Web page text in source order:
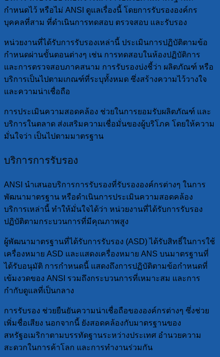
กำหนดไว้ หรือไม่ ANSI ดูแลเรื่องนี้ โดยการรับรององค์กร
บุคคลที่สาม ที่ดำเนินการทดสอบ ตรวจสอบ และรับรอง
หน่วยงานที่ได้รับการรับรองเหล่านี้ ประเมินการปฏิบัติตามข้อ
กำหนดผ่านขั้นตอนต่างๆ เช่น การทดสอบในห้องปฏิบัติการ
และการตรวจสอบภาคสนาม การรับรองบ่งชี้ว่า ผลิตภัณฑ์ หรือ
บริการเป็นไปตามเกณฑ์ที่ระบุทั้งหมด ซึ่งสร้างความไว้วางใจ
และความน่าเชื่อถือ
การประเมินความสอดคล้อง ช่วยในการยอมรับผลิตภัณฑ์ และ
บริการในตลาด ส่งเสริมความเชื่อมั่นของผู้บริโภค โดยให้ความ
มั่นใจว่า เป็นไปตามมาตรฐาน
บริการการรับรอง
ANSI นำเสนอบริการการรับรองที่รับรององค์กรต่างๆ ในการ
พัฒนามาตรฐาน หรือดำเนินการประเมินความสอดคล้อง
บริการเหล่านี้ ทำให้มั่นใจได้ว่า หน่วยงานที่ได้รับการรับรอง
ปฏิบัติตามกระบวนการที่มีคุณภาพสูง
ผู้พัฒนามาตรฐานที่ได้รับการรับรอง (ASD) ได้รับสิทธิ์ในการใช้
เครื่องหมาย ASD และแสดงเครื่องหมาย ANS บนมาตรฐานที่
ได้รับอนุมัติ การกำหนดนี้ แสดงถึงการปฏิบัติตามข้อกำหนดที่
เข้มงวดของ ANSI รวมถึงกระบวนการที่เหมาะสม และการ
กำกับดูแลที่เป็นกลาง
การรับรอง ช่วยยืนยันความน่าเชื่อถือขององค์กรต่างๆ ซึ่งช่วย
เพิ่มชื่อเสียง นอกจากนี้ ยังสอดคล้องกับมาตรฐานของ
สหรัฐอเมริกาตามบรรทัดฐานระหว่างประเทศ อำนวยความ
สะดวกในการค้าโลก และการทำงานร่วมกัน